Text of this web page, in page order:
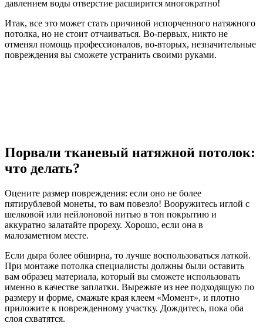
давлением воды отверстие расширится многократно!
Итак, все это может стать причиной испорченного натяжного
потолка, но не стоит отчаиваться. Во-первых, никто не
отменял помощь профессионалов, во-вторых, незначительные
повреждения вы сможете устранить своими руками.
Порвали тканевый натяжной потолок:
что делать?
Оцените размер повреждения: если оно не более
пятирублевой монеты, то вам повезло! Вооружитесь иглой с
шелковой или нейлоновой нитью в тон покрытию и
аккуратно залатайте прореху. Хорошо, если она в
малозаметном месте.
Если дыра более обширна, то лучше воспользоваться латкой.
При монтаже потолка специалисты должны были оставить
вам образец материала, который вы сможете использовать
именно в качестве заплатки. Вырежьте из нее подходящую по
размеру и форме, смажьте края клеем «Момент», и плотно
приложите к поврежденному участку. Дождитесь, пока оба
слоя схватятся.